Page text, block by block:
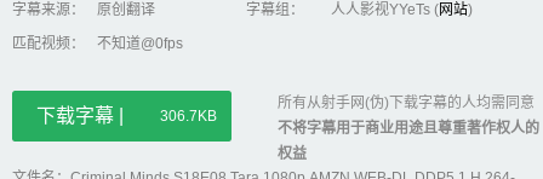
字幕来源：
原创翻译 字幕组： 人人影视YYeTs (网站)
匹配视频：
不知道@0fps
下载字幕 | 306.7KB
所有从射手网(伪)下载字幕的人均需同意
不将字幕用于商业用途且尊重著作权人的
权益